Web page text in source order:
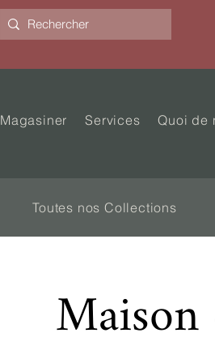
Magasiner Services Quoi de
Toutes nos Collections